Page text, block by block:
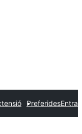
PreferidesEntra